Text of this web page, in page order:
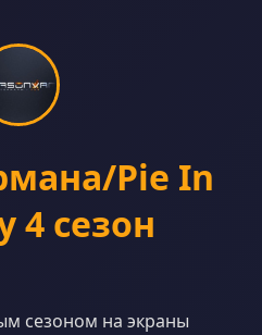
Pie In
4 сезон
сезоном на экраны